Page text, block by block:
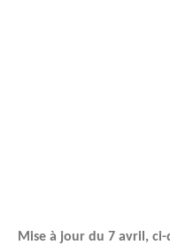
Mise à jour du 7 avril, ci-